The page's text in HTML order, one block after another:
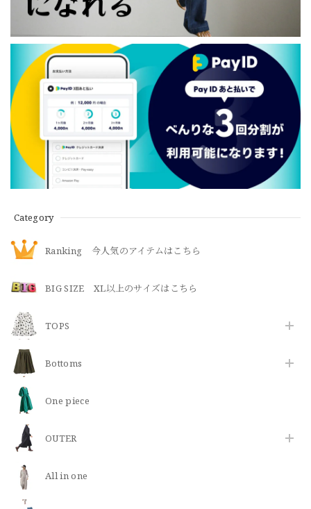
Category
Ranking 今人気のアイテムはこちら
BIG SIZE XL以上のサイズはこちら
TOPS
Bottoms
One piece
OUTER
All in one